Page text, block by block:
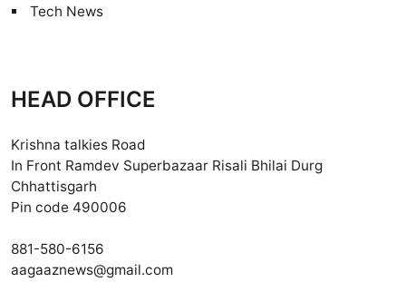
Tech News
HEAD OFFICE
Krishna talkies Road
In Front Ramdev Superbazaar Risali Bhilai Durg
Chhattisgarh
Pin code 490006
881-580-6156
aagaaznews@gmail.com